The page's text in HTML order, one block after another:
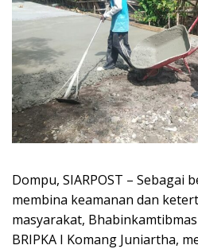
Dompu, SIARPOST – Sebagai
membina keamanan dan
masyarakat,
BRIPKA I Komang Juniartha,